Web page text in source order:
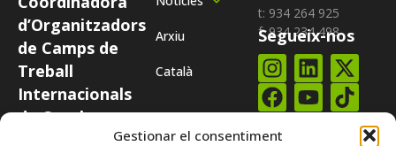
Gestionar el consentiment
d’Organitzadors
de Camps de
Treball
Internacionals
de Catalunya
COCAT és una
Arxiu
Català
t: 934 264 925
f: 934 234 498
Segueix-nos
nostre